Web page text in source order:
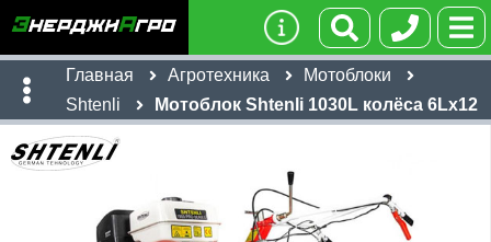
Главная Агротехника
Мотоблоки
Shtenli
Мотоблок Shtenli 1030L колёса 6Lх12
* :